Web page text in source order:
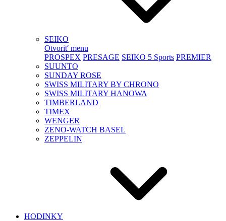
SEIKO
Otvoriť menu
PROSPEX PRESAGE SEIKO 5 Sports PREMIER
SUUNTO
SUNDAY ROSE
SWISS MILITARY BY CHRONO
SWISS MILITARY HANOWA
TIMBERLAND
TIMEX
WENGER
ZENO-WATCH BASEL
ZEPPELIN
HODINKY